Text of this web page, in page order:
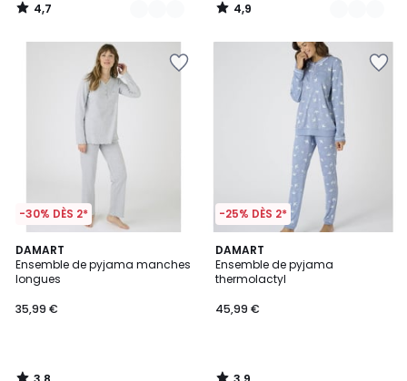
4,7
/
4,9
/
-30% DÈS 2*
DAMART
Ensemble de pyjama manches
longues
35,99 €
3,8
/ 5
-25% DÈS 2*
DAMART
Ensemble de pyjama
thermolactyl
45,99 €
3,9
/ 5